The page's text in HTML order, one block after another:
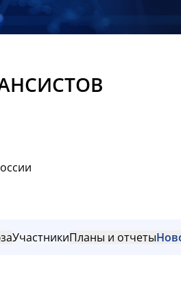
УчастникиПланы и отчеты